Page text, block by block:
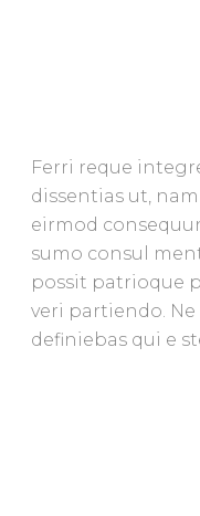
Ferri reque
dissentias ut,
eirmod
sumo consul
possit patrioque
veri partiendo.
definiebas qui e